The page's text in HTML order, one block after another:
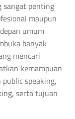
sangat penting
maupun
umum
banyak
mencari
kemampuan
speaking,
serta tujuan